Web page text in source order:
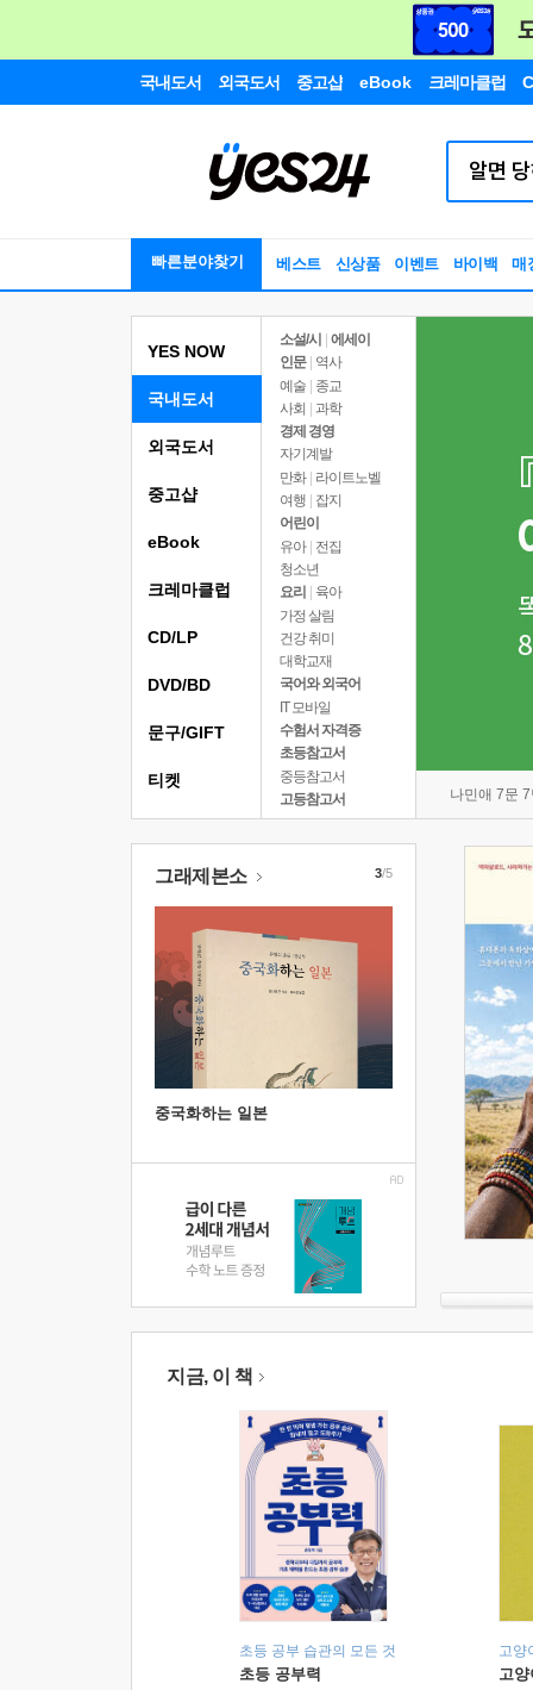
국내도서 외국도서 중고샵 eBook 크레마클럽
빠른분야찾기 베스트 신상품 이벤트 바이백 매
YES NOW
국내도서
소설/시
에세이
인문
역사
예술 | 종교
사회 | 과학
경제 경영
자기계발
만화 | 라이트노벨
여행
잡지
어린이
유아 | 전집
청소년
요리
육아
가정 살림
건강 취미
대학교재
국어와 외국어
IT 모바일
수험서 자격증
초등참고서
중등참고서
고등참고서
나민애 7문
외국도서
중고샵
eBook
크레마클럽
CD/LP
DVD/BD
문구/GIFT
티켓
그래제본소
중국화하는 일본
3/5
지금, 이 책
초등 공부 습관의 모든 것
초등 공부력
고양
고